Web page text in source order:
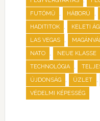
FUTÓMŰ , HÁBORÚ ,
HADITITOK , KELETI
LAS VEGAS ,
NATO , NEUE KLASSE
TECHNOLÓGIA ,
ÚJDONSÁG , ÜZLET ,
VÉDELMI KÉPESSÉG